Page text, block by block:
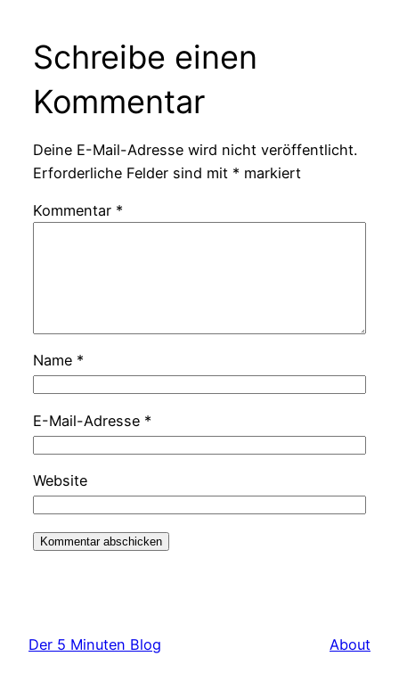
Schreibe einen
Kommentar
Deine E-Mail-Adresse wird nicht veröffentlicht.
Erforderliche Felder sind mit * markiert
Kommentar *
Name *
E-Mail-Adresse *
Website
Der 5 Minuten Blog About